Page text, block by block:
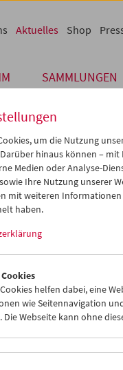
SAMMLUNGEN
Aktuelles Shop
Gäste
Eve
Dezember 2009 wurden
Rahmen einer
fand ein
Dezember 2009 - In
um die Nutzung
hinaus können –
Medien oder Analyse-
Ihre Nutzung unserer
mit weiteren
haben.
helfen dabei, eine
wie Seitennavigation
Die Webseite kann ohne